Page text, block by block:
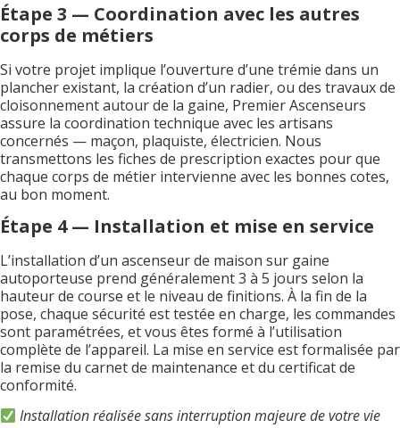
Étape 3 — Coordination avec les autres
corps de métiers
Si votre projet implique l’ouverture d’une trémie dans un
plancher existant, la création d’un radier, ou des travaux de
cloisonnement autour de la gaine, Premier Ascenseurs
assure la coordination technique avec les artisans
concernés — maçon, plaquiste, électricien. Nous
transmettons les fiches de prescription exactes pour que
chaque corps de métier intervienne avec les bonnes cotes,
au bon moment.
Étape 4 — Installation et mise en service
L’installation d’un ascenseur de maison sur gaine
autoporteuse prend généralement 3 à 5 jours selon la
hauteur de course et le niveau de finitions. À la fin de la
pose, chaque sécurité est testée en charge, les commandes
sont paramétrées, et vous êtes formé à l’utilisation
complète de l’appareil. La mise en service est formalisée par
la remise du carnet de maintenance et du certificat de
conformité.
Installation réalisée sans interruption majeure de votre vie